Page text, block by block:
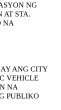
NG
AT STA.
NA
ANG CITY
VEHICLE
NA
PUBLIKO